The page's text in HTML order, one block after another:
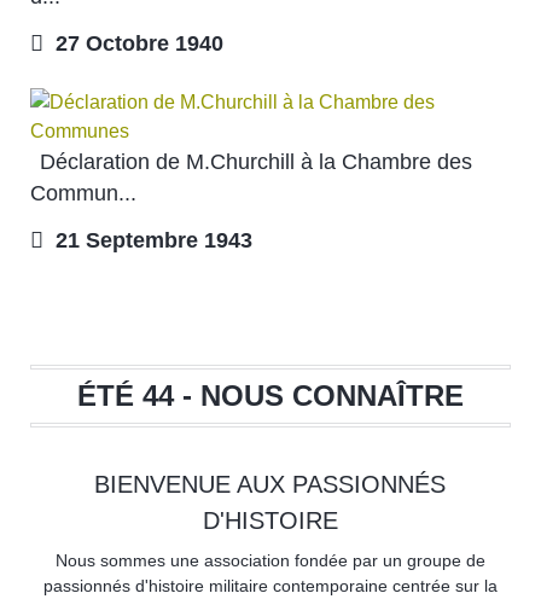
27 Octobre 1940
Déclaration de M.Churchill à la Chambre des
Commun...
21 Septembre 1943
ÉTÉ 44 - NOUS CONNAÎTRE
BIENVENUE AUX PASSIONNÉS
D'HISTOIRE
Nous sommes une association fondée par un groupe de
passionnés d'histoire militaire contemporaine centrée sur la